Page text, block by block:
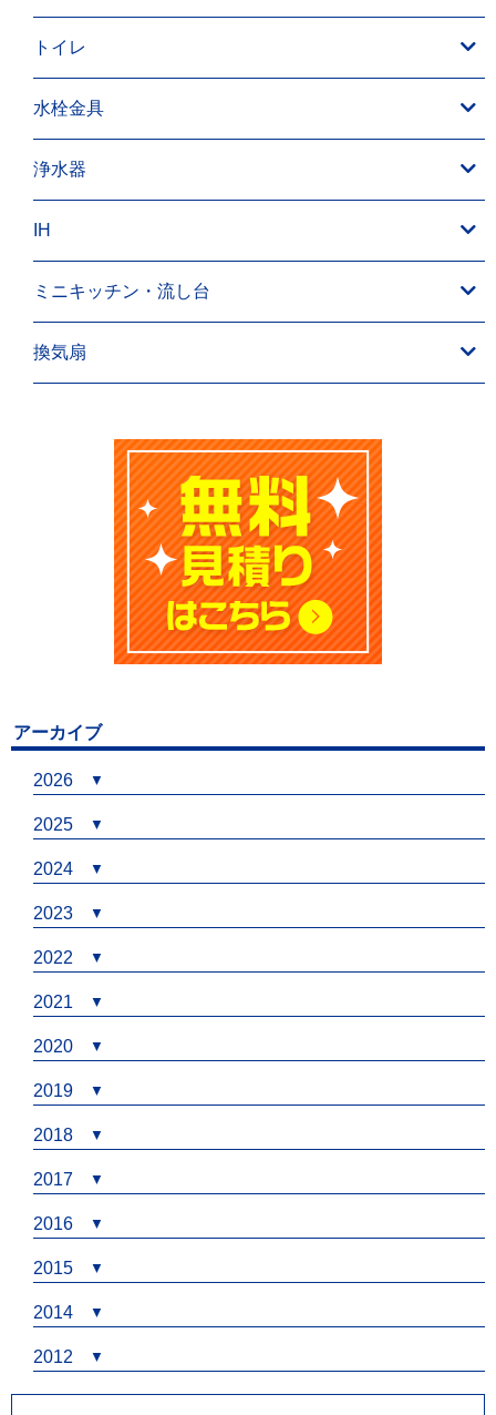
トイレ
水栓金具
浄水器
IH
ミニキッチン・流し台
換気扇
アーカイブ
2026
2025
2024
2023
2022
2021
2020
2019
2018
2017
2016
2015
2014
2012